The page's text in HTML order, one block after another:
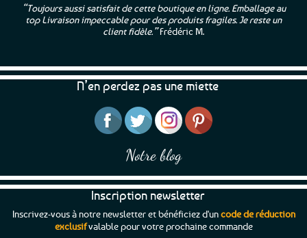
“Toujours aussi satisfait de cette boutique en ligne. Emballage au
top Livraison impeccable pour des produits fragiles. Je reste un
client fidèle.”Frédéric M.
N’en perdez pas une miette
Notre blog
Inscription newsletter
Inscrivez-vous à notre newsletter et bénéficiez d'uncode de réduction
exclusifvalable pour votre prochaine commande